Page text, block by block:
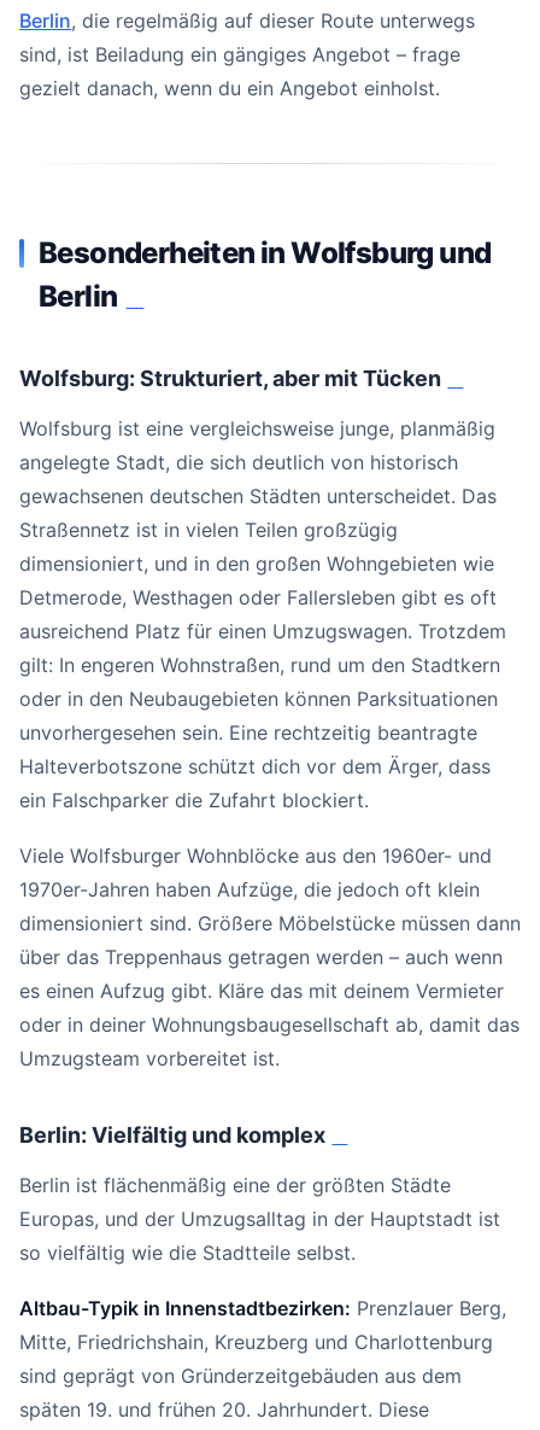
Berlin, die regelmäßig auf dieser Route unterwegs
sind, ist Beiladung ein gängiges Angebot – frage
gezielt danach, wenn du ein Angebot einholst.
Besonderheiten in Wolfsburg und
Berlin
Wolfsburg: Strukturiert, aber mit Tücken
Wolfsburg ist eine vergleichsweise junge, planmäßig
angelegte Stadt, die sich deutlich von historisch
gewachsenen deutschen Städten unterscheidet. Das
Straßennetz ist in vielen Teilen großzügig
dimensioniert, und in den großen Wohngebieten wie
Detmerode, Westhagen oder Fallersleben gibt es oft
ausreichend Platz für einen Umzugswagen. Trotzdem
gilt: In engeren Wohnstraßen, rund um den Stadtkern
oder in den Neubaugebieten können Parksituationen
unvorhergesehen sein. Eine rechtzeitig beantragte
Halteverbotszone schützt dich vor dem Ärger, dass
ein Falschparker die Zufahrt blockiert.
Viele Wolfsburger Wohnblöcke aus den 1960er- und
1970er-Jahren haben Aufzüge, die jedoch oft klein
dimensioniert sind. Größere Möbelstücke müssen dann
über das Treppenhaus getragen werden – auch wenn
es einen Aufzug gibt. Kläre das mit deinem Vermieter
oder in deiner Wohnungsbaugesellschaft ab, damit das
Umzugsteam vorbereitet ist.
Berlin: Vielfältig und komplex
Berlin ist flächenmäßig eine der größten Städte
Europas, und der Umzugsalltag in der Hauptstadt ist
so vielfältig wie die Stadtteile selbst.
Altbau-Typik in Innenstadtbezirken: Prenzlauer Berg,
Mitte, Friedrichshain, Kreuzberg und Charlottenburg
sind geprägt von Gründerzeitgebäuden aus dem
späten 19. und frühen 20. Jahrhundert. Diese